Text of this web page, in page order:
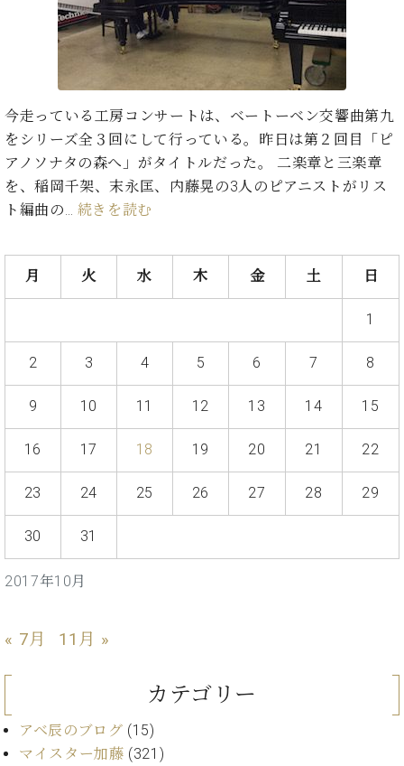
ト /
C.
ベ
ヒ
シ
ュ
イ
ン
レ
ジ
ン
ン
ー
ト
ベ
イ
ン
こ
と
音
色
チ
ュ
イ
ン・
ジ
ャ
ン
り
製
造
ュ
イ
ン
の
秘
ヒ
ス
ト
リ
ー
タ
イ
ン
の
音
色
ヒ
イ
ニ
ス・
ベ
お
知
ら
せ
(入
等)
リ
ー
ス
(お
知
せ・
ィ
報)
ン
ペ
規
デ
ィ
ー
ラ
扱
舗・
サ
音
し
い！
と
い
は、
営
舗
ま
で
オンライン試弾
メルマガ登録
趣
ら
学
ぶ
サ
ロ
会
員
ヒ
シ
ュ
ン・
ロ
グ
今走っている​工房コンサート​は、ベートーベン交響曲第九
をシリーズ全３回にして行っている。昨日は第２回目「ピ
アノソナタの森へ」がタイトルだった。 二楽章と三楽章
を、稲岡千架、末永匡、内藤晃の3人のピアニストがリス
ト編曲の… 続きを読む
2017年10月
月 火 水 木 金 土 日
1
2 3 4 5 6 7 8
9 10 11 12 13 14 15
16 17 18 19 20 21 22
23 24 25 26 27 28 29
30 31
« 7月 11月 »
カテゴリー
アベ辰のブログ (15)
マイスター加藤 (321)